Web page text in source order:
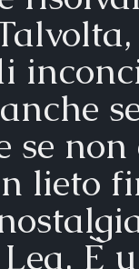
se
lieto
È